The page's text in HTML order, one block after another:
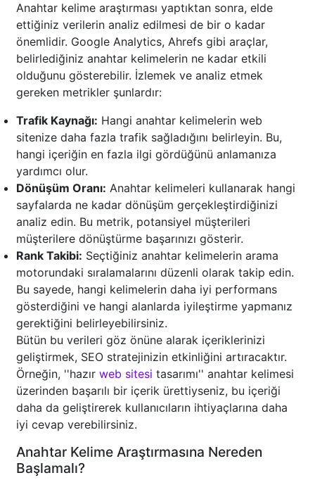
Anahtar kelime araştırması yaptıktan sonra, elde
ettiğiniz verilerin analiz edilmesi de bir o kadar
önemlidir. Google Analytics, Ahrefs gibi araçlar,
belirlediğiniz anahtar kelimelerin ne kadar etkili
olduğunu gösterebilir. İzlemek ve analiz etmek
gereken metrikler şunlardır:
Trafik Kaynağı: Hangi anahtar kelimelerin web
sitenize daha fazla trafik sağladığını belirleyin. Bu,
hangi içeriğin en fazla ilgi gördüğünü anlamanıza
yardımcı olur.
Dönüşüm Oranı: Anahtar kelimeleri kullanarak hangi
sayfalarda ne kadar dönüşüm gerçekleştirdiğinizi
analiz edin. Bu metrik, potansiyel müşterileri
müşterilere dönüştürme başarınızı gösterir.
Rank Takibi: Seçtiğiniz anahtar kelimelerin arama
motorundaki sıralamalarını düzenli olarak takip edin.
Bu sayede, hangi kelimelerin daha iyi performans
gösterdiğini ve hangi alanlarda iyileştirme yapmanız
gerektiğini belirleyebilirsiniz.
Bütün bu verileri göz önüne alarak içeriklerinizi
geliştirmek, SEO stratejinizin etkinliğini artıracaktır.
Örneğin, ''hazır web sitesi tasarımı'' anahtar kelimesi
üzerinden başarılı bir içerik ürettiyseniz, bu içeriği
daha da geliştirerek kullanıcıların ihtiyaçlarına daha
iyi cevap verebilirsiniz.
Anahtar Kelime Araştırmasına Nereden
Başlamalı?